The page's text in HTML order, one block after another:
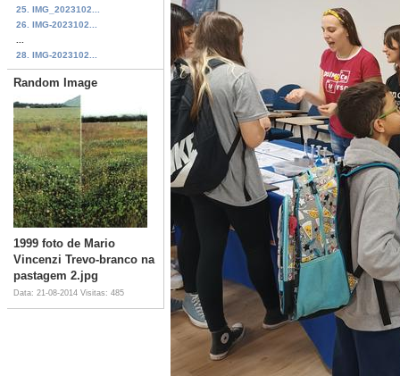
25. IMG_2023102...
26. IMG-2023102...
28. IMG-2023102...
Random Image
1999 foto de Mario
Vincenzi Trevo-branco na
pastagem 2.jpg
Data: 21-08-2014 Visitas: 485